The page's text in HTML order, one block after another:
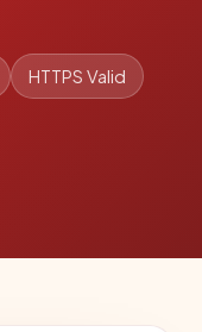
HTTPS Valid